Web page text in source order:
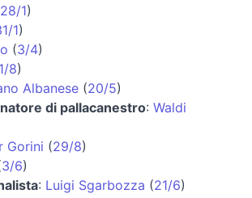
28/1)
1)
(3/4)
8)
Albanese (20/5)
di pallacanestro: Waldi
Gorini (29/8)
3/6)
: Luigi Sgarbozza (21/6)